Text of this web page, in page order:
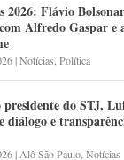
2026: Flávio
Alfredo Gaspar e
|Notícias ,Política
do STJ,
diálogo e
| Alô São Paulo ,Notícias